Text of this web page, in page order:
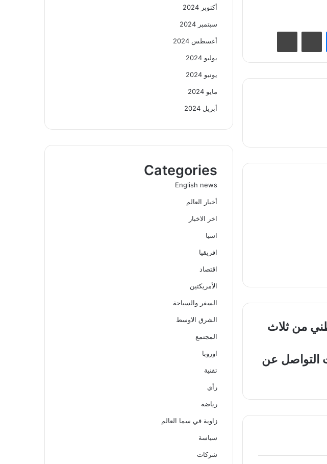
ماسنجر مشاركة عبر البريد طباعة
من ثلاث
التواصل عن
أكتوبر 2024
سبتمبر 2024
أغسطس 2024
يوليو 2024
يونيو 2024
مايو 2024
أبريل 2024
Categories
English news
أخبار العالم
اخر الاخبار
اسيا
افريقيا
اقتصاد
الأمريكتين
السفر والسياحة
الشرق الاوسط
المجتمع
اوروبا
تقنية
رأي
رياضة
زاوية في سما العالم
سياسة
شركات